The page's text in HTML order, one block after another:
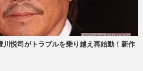
悦司がトラブルを乗り越え再始動！新作